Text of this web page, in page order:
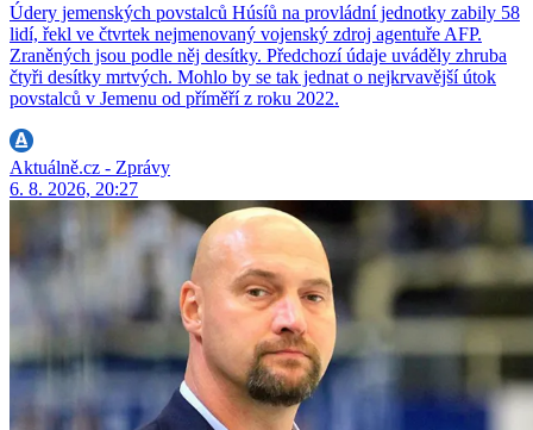
Údery jemenských povstalců Húsíů na provládní jednotky zabily 58
lidí, řekl ve čtvrtek nejmenovaný vojenský zdroj agentuře AFP.
Zraněných jsou podle něj desítky. Předchozí údaje uváděly zhruba
čtyři desítky mrtvých. Mohlo by se tak jednat o nejkrvavější útok
povstalců v Jemenu od příměří z roku 2022.
Aktuálně.cz - Zprávy
6. 8. 2026, 20:27